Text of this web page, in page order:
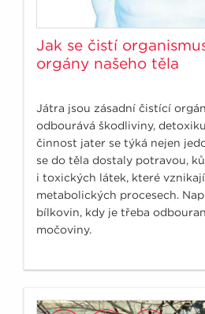
Jak se čistí
orgány našeho těla
Játra jsou zásadní čistící
odbourává škodliviny,
činnost jater se týká nejen
se do těla dostaly potravou,
i toxických látek, které
metabolických procesech.
bílkovin, kdy je třeba
močoviny.